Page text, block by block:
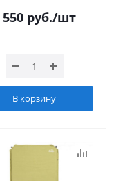
руб./шт
В корзину